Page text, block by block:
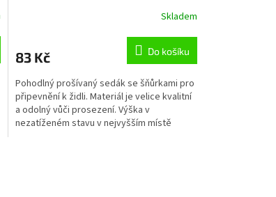
Skladem
83 Kč Do košíku
Pohodlný prošívaný sedák se šňůrkami pro
připevnění k židli. Materiál je velice kvalitní
a odolný vůči prosezení. Výška v
nezatíženém stavu v nejvyšším místě